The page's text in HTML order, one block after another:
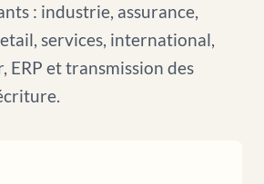
: industrie, assurance,
services, international,
ERP et transmission des